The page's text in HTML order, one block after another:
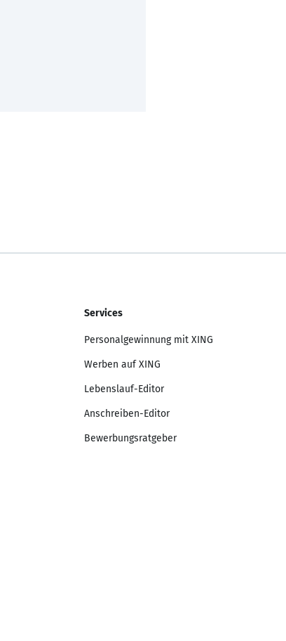
Services
Personalgewinnung mit XING
Werben auf XING
Lebenslauf-Editor
Anschreiben-Editor
Bewerbungsratgeber